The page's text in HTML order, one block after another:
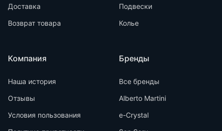
Доставка
Возврат товара
Компания
Наша история
Отзывы
Условия пользования
Подвески
Колье
Бренды
Все бренды
Alberto Martini
e-Crystal